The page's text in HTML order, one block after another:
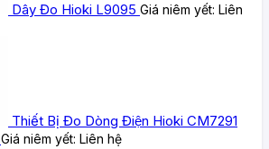
Dây Đo Hioki L9095 Giá niêm yết: Liên
Thiết Bị Đo Dòng Điện Hioki CM7291
Giá niêm yết: Liên hệ